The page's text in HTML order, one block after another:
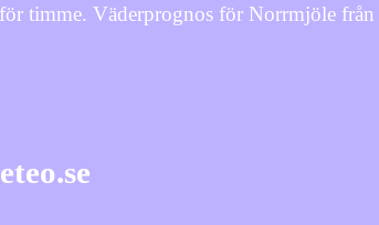
timme. Väderprognos för Norrmjöle